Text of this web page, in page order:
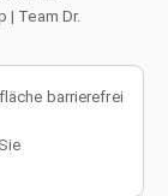
| Team Dr.
barrierefrei